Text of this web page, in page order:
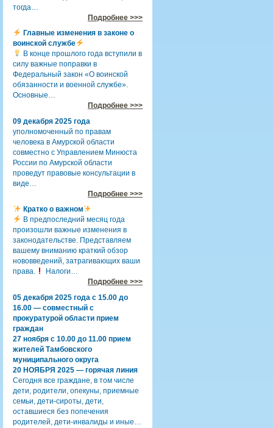
тогда…
Подробнее >>>
Главные изменения в законе о
воинской службе
В конце прошлого года вступили в
силу важные поправки в
Федеральный закон «О воинской
обязанности и военной службе».
Основные…
Подробнее >>>
09 декабря 2025 года
уполномоченный по правам
человека в Амурской области
совместно с Управлением Минюста
России по Амурской области
проведут правовые консультации в
виде…
Подробнее >>>
Кратко о важном
В предпоследний месяц года
произошли важные изменения в
законодательстве. Представляем
вашему вниманию краткий обзор
нововведений, затрагивающих ваши
права.
Налоги…
Подробнее >>>
05 декабря 2025 года с 15.00 до
16.00 — совместный с
прокуратурой области прием
граждан
27 ноября с 10.00 до 11.00 прием
жителей Тамбовского
муниципального округа
20 НОЯБРЯ 2025 — горячая линия
Сегодня все граждане, в том числе
дети, родители, опекуны, приемные
семьи, дети-сироты, дети,
оставшиеся без попечения
родителей, дети-инвалиды и иные…